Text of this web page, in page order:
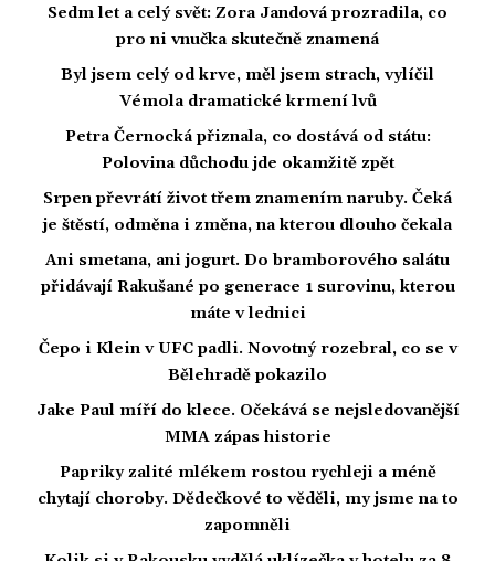
Sedm let a celý svět: Zora Jandová prozradila, co
pro ni vnučka skutečně znamená
Byl jsem celý od krve, měl jsem strach, vylíčil
Vémola dramatické krmení lvů
Petra Černocká přiznala, co dostává od státu:
Polovina důchodu jde okamžitě zpět
Srpen převrátí život třem znamením naruby. Čeká
je štěstí, odměna i změna, na kterou dlouho čekala
Ani smetana, ani jogurt. Do bramborového salátu
přidávají Rakušané po generace 1 surovinu, kterou
máte v lednici
Čepo i Klein v UFC padli. Novotný rozebral, co se v
Bělehradě pokazilo
Jake Paul míří do klece. Očekává se nejsledovanější
MMA zápas historie
Papriky zalité mlékem rostou rychleji a méně
chytají choroby. Dědečkové to věděli, my jsme na to
zapomněli